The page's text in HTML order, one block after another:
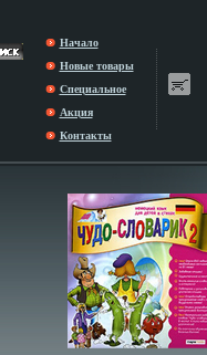
Начало
Новые товары
Специальное
Акция
Контакты